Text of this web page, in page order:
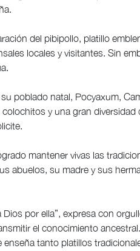
del pibipollo, platillo
locales y visitantes. Sin
poblado natal, Pocyaxum,
y una gran diversidad
mantener vivas las
abuelos, su madre y sus
por ella”, expresa con
el conocimiento
tanto platillos